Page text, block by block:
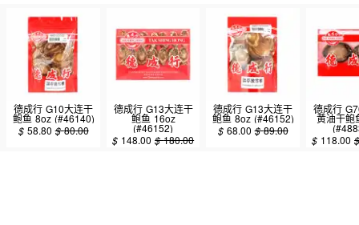
德成行 G10大连干
鲍鱼 8oz (#46140)
$ 58.80 $80.00
德成行 G13大连干
鲍鱼 16oz
(#46152)
$ 148.00 $180.00
德成行 G13大连干
鲍鱼 8oz (#46152)
$ 68.00 $89.00
德成行
黄油干鲍
$ 118.00